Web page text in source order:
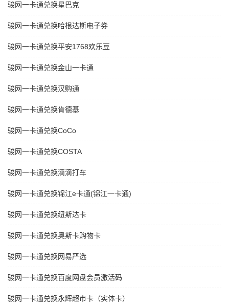
骏网一卡通兑换星巴克
骏网一卡通兑换哈根达斯电子券
骏网一卡通兑换平安1768欢乐豆
骏网一卡通兑换金山一卡通
骏网一卡通兑换汉购通
骏网一卡通兑换肯德基
骏网一卡通兑换CoCo
骏网一卡通兑换COSTA
骏网一卡通兑换滴滴打车
骏网一卡通兑换锦江e卡通(锦江一卡通)
骏网一卡通兑换纽斯达卡
骏网一卡通兑换奥斯卡购物卡
骏网一卡通兑换网易严选
骏网一卡通兑换百度网盘会员激活码
骏网一卡通兑换永辉超市卡（实体卡）